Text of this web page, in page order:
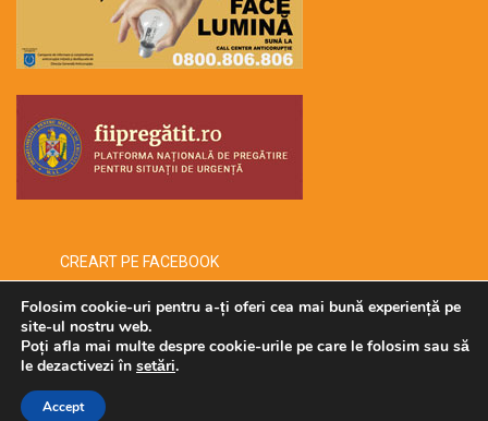
CREART PE FACEBOOK
Copyright © 2026 -creart-
Folosim cookie-uri pentru a-ți oferi cea mai bună experiență pe
site-ul nostru web.
Poți afla mai multe despre cookie-urile pe care le folosim sau să
le dezactivezi în setări.
Accept